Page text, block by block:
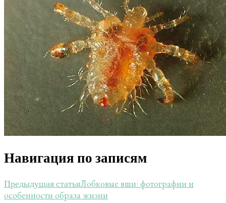
Навигация по записям
Предыдущая статьяЛобковые вши: фотографии и
особенности образа жизни